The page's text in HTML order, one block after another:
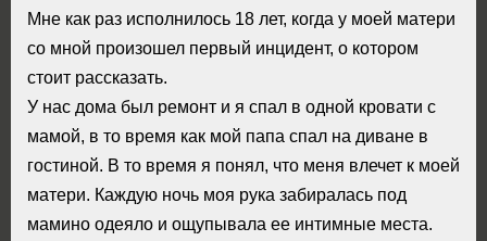
Мне как раз исполнилось 18 лет, когда у моей матери
со мной произошел первый инцидент, о котором
стоит рассказать.
У нас дома был ремонт и я спал в одной кровати с
мамой, в то время как мой папа спал на диване в
гостиной. В то время я понял, что меня влечет к моей
матери. Каждую ночь моя рука забиралась под
мамино одеяло и ощупывала ее интимные места.